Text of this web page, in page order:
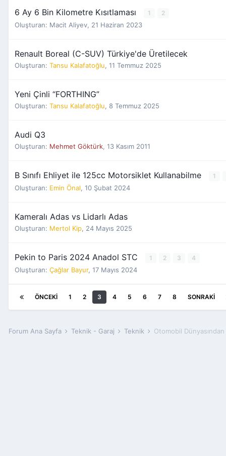
6 Ay 6 Bin Kilometre Kısıtlaması 1 2
Oluşturan: Macit Aliyev, 21 Haziran 2023
Renault Boreal (C-SUV) Türkiye'de Üretilecek
Oluşturan: Tansu Kalafatoğlu, 11 Temmuz 2025
Yeni Çinli “FORTHING”
Oluşturan: Tansu Kalafatoğlu, 8 Temmuz 2025
Audi Q3
Oluşturan: Mehmet Göktürk, 13 Kasım 2011
B Sınıfı Ehliyet ile 125cc Motorsiklet Kullanabilme 1
Oluşturan: Emin Önal, 10 Şubat 2024
Kameralı Adas vs Lidarlı Adas
Oluşturan: Mertol Kip, 24 Mayıs 2025
Pekin to Paris 2024 Anadol STC 1 2 3 4
Oluşturan: Çağlar Bayur, 17 Mayıs 2024
ÖNCEKI 1 2 3 4 5 6 7 8 SONRAKI
Forum Ana Sayfa Teknik - Garaj Teknik Otomobil